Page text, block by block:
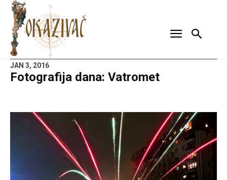
JAN 3, 2016
Fotografija dana: Vatromet